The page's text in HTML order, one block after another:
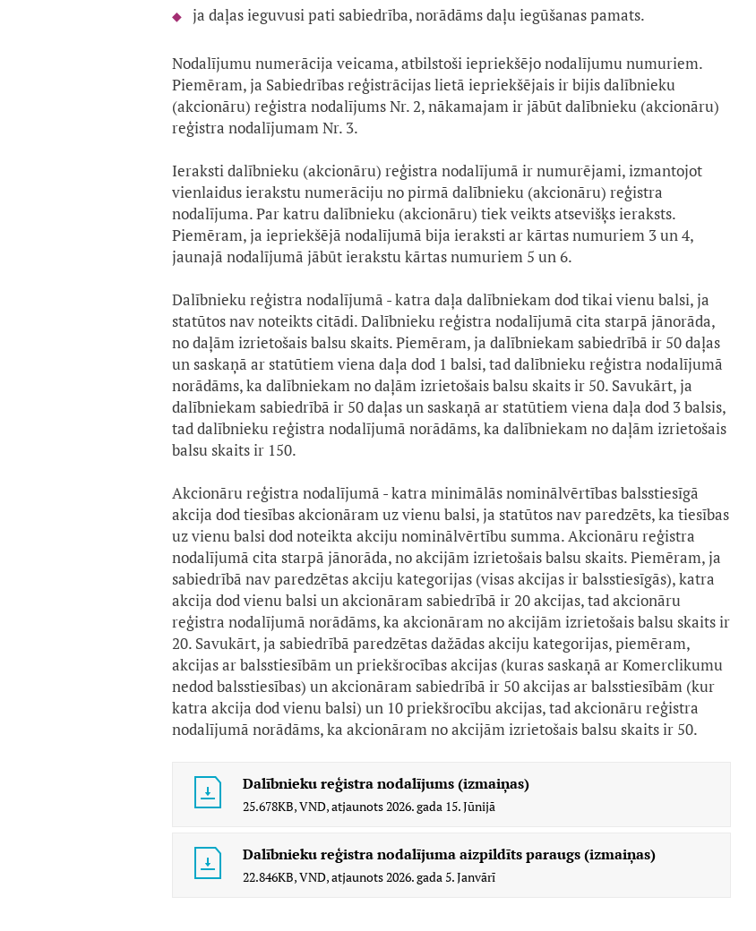
ja daļas ieguvusi pati sabiedrība, norādāms daļu iegūšanas pamats.
Nodalījumu numerācija veicama, atbilstoši iepriekšējo nodalījumu numuriem.
Piemēram, ja Sabiedrības reģistrācijas lietā iepriekšējais ir bijis dalībnieku
(akcionāru) reģistra nodalījums Nr. 2, nākamajam ir jābūt dalībnieku (akcionāru)
reģistra nodalījumam Nr. 3.
Ieraksti dalībnieku (akcionāru) reģistra nodalījumā ir numurējami, izmantojot
vienlaidus ierakstu numerāciju no pirmā dalībnieku (akcionāru) reģistra
nodalījuma. Par katru dalībnieku (akcionāru) tiek veikts atsevišķs ieraksts.
Piemēram, ja iepriekšējā nodalījumā bija ieraksti ar kārtas numuriem 3 un 4,
jaunajā nodalījumā jābūt ierakstu kārtas numuriem 5 un 6.
Dalībnieku reģistra nodalījumā - katra daļa dalībniekam dod tikai vienu balsi, ja
statūtos nav noteikts citādi. Dalībnieku reģistra nodalījumā cita starpā jānorāda,
no daļām izrietošais balsu skaits. Piemēram, ja dalībniekam sabiedrībā ir 50 daļas
un saskaņā ar statūtiem viena daļa dod 1 balsi, tad dalībnieku reģistra nodalījumā
norādāms, ka dalībniekam no daļām izrietošais balsu skaits ir 50. Savukārt, ja
dalībniekam sabiedrībā ir 50 daļas un saskaņā ar statūtiem viena daļa dod 3 balsis,
tad dalībnieku reģistra nodalījumā norādāms, ka dalībniekam no daļām izrietošais
balsu skaits ir 150.
Akcionāru reģistra nodalījumā - katra minimālās nominālvērtības balsstiesīgā
akcija dod tiesības akcionāram uz vienu balsi, ja statūtos nav paredzēts, ka tiesības
uz vienu balsi dod noteikta akciju nominālvērtību summa. Akcionāru reģistra
nodalījumā cita starpā jānorāda, no akcijām izrietošais balsu skaits. Piemēram, ja
sabiedrībā nav paredzētas akciju kategorijas (visas akcijas ir balsstiesīgās), katra
akcija dod vienu balsi un akcionāram sabiedrībā ir 20 akcijas, tad akcionāru
reģistra nodalījumā norādāms, ka akcionāram no akcijām izrietošais balsu skaits ir
20. Savukārt, ja sabiedrībā paredzētas dažādas akciju kategorijas, piemēram,
akcijas ar balsstiesībām un priekšrocības akcijas (kuras saskaņā ar Komerclikumu
nedod balsstiesības) un akcionāram sabiedrībā ir 50 akcijas ar balsstiesībām (kur
katra akcija dod vienu balsi) un 10 priekšrocību akcijas, tad akcionāru reģistra
nodalījumā norādāms, ka akcionāram no akcijām izrietošais balsu skaits ir 50.
Dalībnieku reģistra nodalījums (izmaiņas)
25.678KB,VND,atjaunots2026. gada 15. Jūnijā
Dalībnieku reģistra nodalījuma aizpildīts paraugs (izmaiņas)
22.846KB,VND,atjaunots2026. gada 5. Janvārī